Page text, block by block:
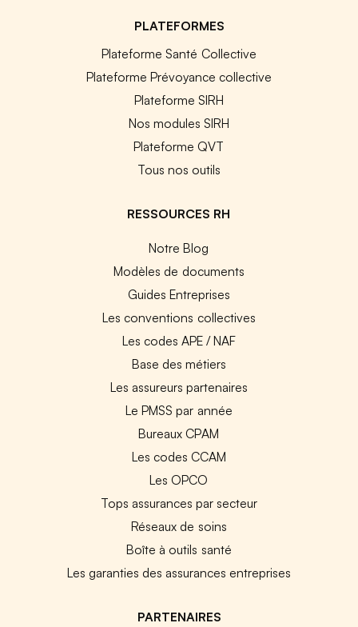
PLATEFORMES
Plateforme Santé Collective
Plateforme Prévoyance collective
Plateforme SIRH
Nos modules SIRH
Plateforme QVT
Tous nos outils
RESSOURCES RH
Notre Blog
Modèles de documents
Guides Entreprises
Les conventions collectives
Les codes APE / NAF
Base des métiers
Les assureurs partenaires
Le PMSS par année
Bureaux CPAM
Les codes CCAM
Les OPCO
Tops assurances par secteur
Réseaux de soins
Boîte à outils santé
Les garanties des assurances entreprises
PARTENAIRES